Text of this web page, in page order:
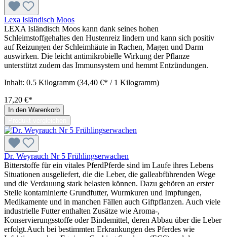
Lexa Isländisch Moos
LEXA Isländisch Moos kann dank seines hohen
Schleimstoffgehaltes den Hustenreiz lindern und kann sich positiv
auf Reizungen der Schleimhäute in Rachen, Magen und Darm
auswirken. Die leicht antimikrobielle Wirkung der Pflanze
unterstützt zudem das Immunsystem und hemmt Entzündungen.
Inhalt: 0.5 Kilogramm (34,40 €* / 1 Kilogramm)
17,20 €*
In den Warenkorb
Dr. Weyrauch Nr 5 Frühlingserwachen
Bitterstoffe für ein vitales PferdPferde sind im Laufe ihres Lebens
Situationen ausgeliefert, die die Leber, die galleabführenden Wege
und die Verdauung stark belasten können. Dazu gehören an erster
Stelle kontaminierte Grundfutter, Wurmkuren und Impfungen,
Medikamente und in manchen Fällen auch Giftpflanzen. Auch viele
industrielle Futter enthalten Zusätze wie Aroma-,
Konservierungsstoffe oder Bindemittel, deren Abbau über die Leber
erfolgt.Auch bei bestimmten Erkrankungen des Pferdes wie